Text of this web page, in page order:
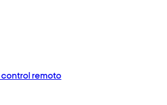
remoto